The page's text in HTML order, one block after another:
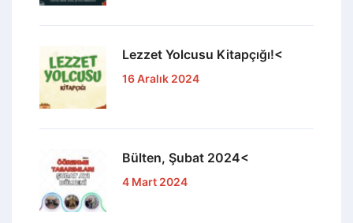
Lezzet Yolcusu Kitapçığı!<
16 Aralık 2024
Bülten, Şubat 2024<
4 Mart 2024